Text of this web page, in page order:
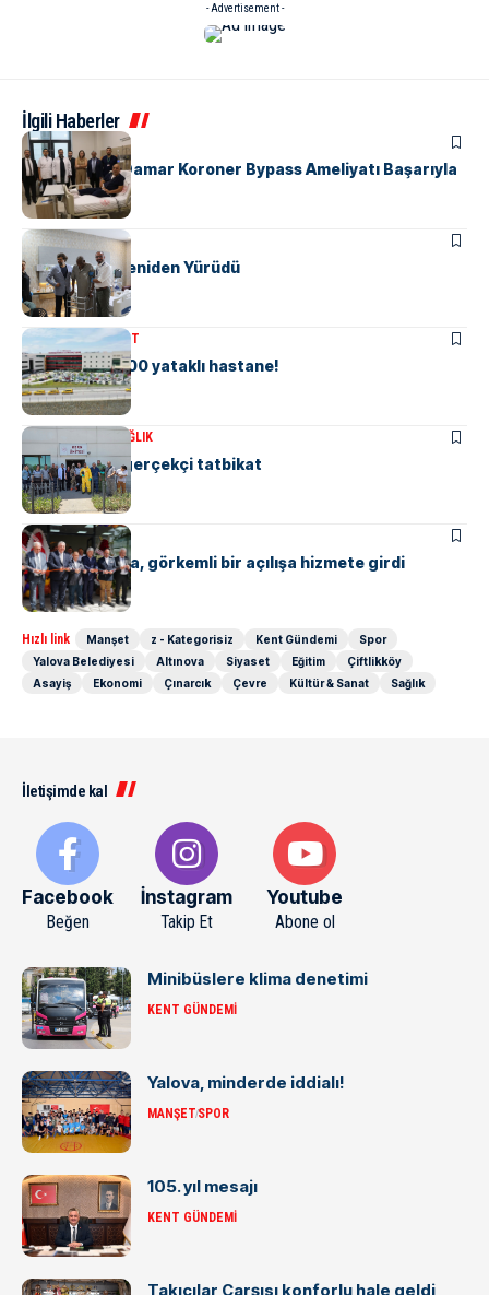
- Advertisement -
İlgili Haberler
SAĞLIK
Yalova’da İlk Damar Koroner Bypass Ameliyatı Başarıyla
Gerçekleşti
SAĞLIK
Yıllar Sonra Yeniden Yürüdü
ÇIFTLIKKÖY MANŞET
Çiftlikköy’e 600 yataklı hastane!
KENT GÜNDEMI SAĞLIK
Hastaneden gerçekçi tatbikat
EKONOMI MANŞET
Datalab Yalova, görkemli bir açılışa hizmete girdi
Hızlı link Manşet z - Kategorisiz Kent Gündemi
Spor
Yalova Belediyesi
Altınova Siyaset Eğitim
Çiftlikköy
Asayiş
Ekonomi Çınarcık Çevre Kültür & Sanat Sağlık
İletişimde kal
Facebook
Beğen
İnstagram
Takip Et
Youtube
Abone ol
Minibüslere klima denetimi
KENT GÜNDEMI
Yalova, minderde iddialı!
MANŞETSPOR
105. yıl mesajı
KENT GÜNDEMI
Takıcılar Çarşısı konforlu hale geldi